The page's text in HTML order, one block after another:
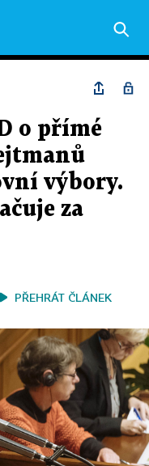
o přímé
výbory.
za
PŘEHRÁT ČLÁNEK